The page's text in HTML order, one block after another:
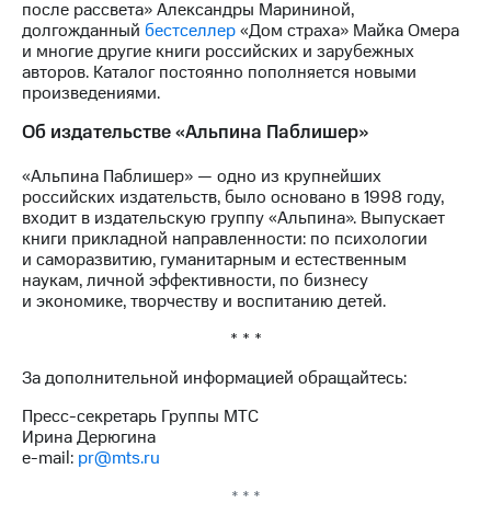
после рассвета» Александры Марининой,
долгожданный бестселлер«Дом страха» Майка Омера
и многие другие книги российских и зарубежных
авторов. Каталог постоянно пополняется новыми
произведениями.
Об издательстве «Альпина Паблишер»
«Альпина Паблишер» — одно из крупнейших
российских издательств, было основано в 1998 году,
входит в издательскую группу «Альпина». Выпускает
книги прикладной направленности: по психологии
и саморазвитию, гуманитарным и естественным
наукам, личной эффективности, по бизнесу
и экономике, творчеству и воспитанию детей.
* * *
За дополнительной информацией обращайтесь:
Пресс-секретарь Группы МТС
Ирина Дерюгина
e-mail: pr@mts.ru
* * *